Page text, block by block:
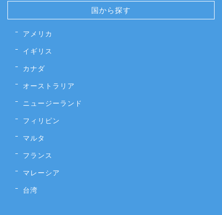
国から探す
アメリカ
イギリス
カナダ
オーストラリア
ニュージーランド
フィリピン
マルタ
フランス
マレーシア
台湾